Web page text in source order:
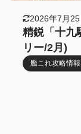
2026年7月25
精鋭「十
リー/2月)
艦これ攻略情報